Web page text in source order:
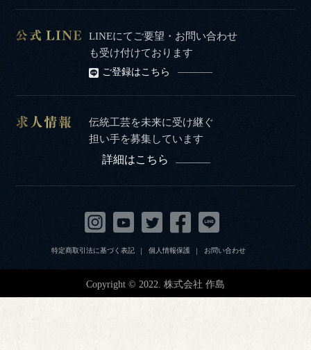
LINEにてご要望・お問い合わせ
も受け付けております
ご登録はこちら
伝統工芸を未来に受け継ぐ
担い手を募集しています
詳細はこちら
特定商取引法に基づく表記 個人情報保護 お問い合わせ
Copyright © 2022. 株式会社 作島